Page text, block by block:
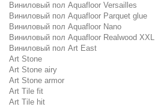
Виниловый пол Aquafloor Versailles
Виниловый пол Aquafloor Parquet glue
Виниловый пол Aquafloor Nano
Виниловый пол Aquafloor Realwood XXL
Виниловый пол Art East
Art Stone
Art Stone airy
Art Stone armor
Art Tile fit
Art Tile hit